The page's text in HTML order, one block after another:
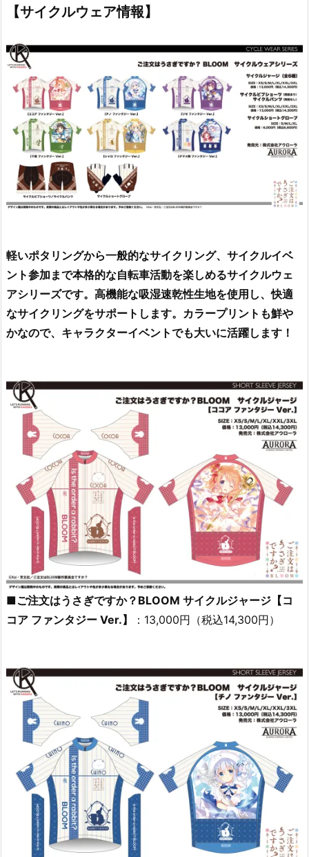
【サイクルウェア情報】
軽いポタリングから一般的なサイクリング、サイクルイベ
ント参加まで本格的な自転車活動を楽しめるサイクルウェ
アシリーズです。高機能な吸湿速乾性生地を使用し、快適
なサイクリングをサポートします。カラープリントも鮮や
かなので、キャラクターイベントでも大いに活躍します！
■ご注文はうさぎですか？BLOOM サイクルジャージ【コ
コア ファンタジー Ver.】
：13,000円（税込14,300円）